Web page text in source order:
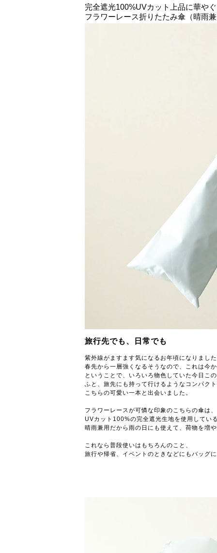
完全遮光100%UVカット上品に華やぐ
フラワーレース折りたたみ傘（晴雨
旅行先でも、日常でも
紫外線がますます気になるお年頃になりまし
春先から一層強くなるそうなので、これは今
ということで、いろいろ物色していた今日こ
ふと、旅先にも持って行けるようなコンパク
こちらの可愛い一本と出会いました。
フラワーレースが可憐な印象のこちらの傘は、
UVカット100%の完全遮光生地を使用してい
晴雨兼用だから雨の日にも使えて、荷物を増
これなら普段使いはもちろんのこと、
旅行や帰省、イベントのときなどにもバッグ